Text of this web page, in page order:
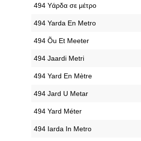
‎494 Υάρδα σε μέτρο
‎494 Yarda En Metro
‎494 Õu Et Meeter
‎494 Jaardi Metri
‎494 Yard En Mètre
‎494 Jard U Metar
‎494 Yard Méter
‎494 Iarda In Metro